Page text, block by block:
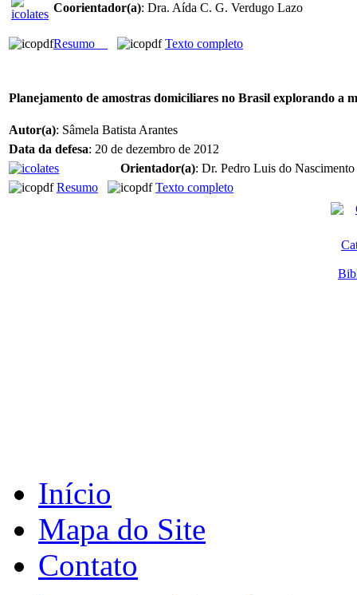
Coorientador(a): Dra. Aída C. G. Verdugo Lazo
Resumo Texto completo
Planejamento de amostras domiciliares no Brasil explorando a
Autor(a): Sâmela Batista Arantes
Data da defesa: 20 de dezembro de 2012
Orientador(a): Dr. Pedro Luis do
Resumo
Texto completo
Início
Mapa do Site
Contato